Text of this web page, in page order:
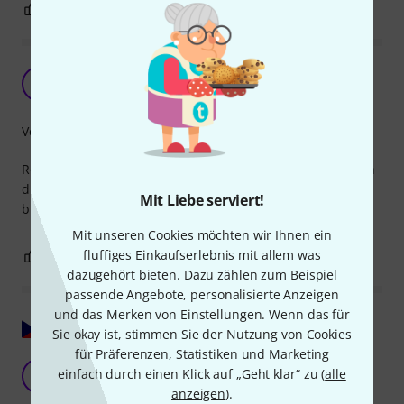
Mit Liebe serviert!
Mit unseren Cookies möchten wir Ihnen ein
fluffiges Einkaufserlebnis mit allem was
dazugehört bieten. Dazu zählen zum Beispiel
passende Angebote, personalisierte Anzeigen
und das Merken von Einstellungen. Wenn das für
Sie okay ist, stimmen Sie der Nutzung von Cookies
für Präferenzen, Statistiken und Marketing
einfach durch einen Klick auf „Geht klar“ zu (alle
anzeigen).
BEWERTUNG MELDEN
Helfer gegen das Chaos
MarkusCologne 24.09.2019
Robuste Kabelbinder, die sich nicht verheddern und durch
die deutliche Farbgebung Ordnung ins Kabel-Chaos
bringen.
Verarbeitung
0 0 BEWERTUNG MELDEN
Original zeigen
Jurajko 22.07.2019